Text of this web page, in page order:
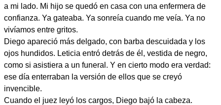
a mi lado. Mi hijo se quedó en casa con una enfermera de
confianza. Ya gateaba. Ya sonreía cuando me veía. Ya no
vivíamos entre gritos.
Diego apareció más delgado, con barba descuidada y los
ojos hundidos. Leticia entró detrás de él, vestida de negro,
como si asistiera a un funeral. Y en cierto modo era verdad:
ese día enterraban la versión de ellos que se creyó
invencible.
Cuando el juez leyó los cargos, Diego bajó la cabeza.